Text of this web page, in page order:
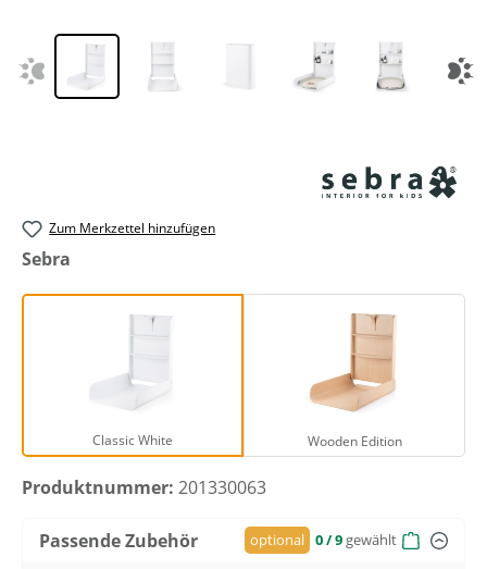
Zum Merkzettel hinzufügen
auswählen
Sebra
Classic White
Classic White
Wooden Edition
Wooden Edition
Produktnummer: 201330063
Passende Zubehör optional 0/ 9 gewählt